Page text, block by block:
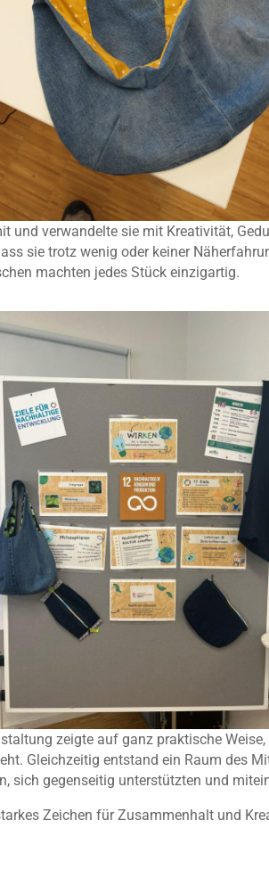
und verwandelte sie mit Kreativität,
sie trotz wenig oder keiner
machten jedes Stück einzigartig.
zeigte auf ganz praktische
Gleichzeitig entstand ein Raum des
sich gegenseitig unterstützten und
Zeichen für Zusammenhalt und